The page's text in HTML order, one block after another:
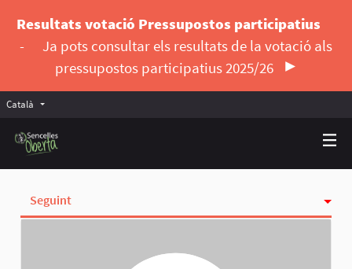
Resultats votació Pressupostos participatius
-
Ja pots consultar els resultats de la votació als
pressupostos participatius 2025/26
Català Triar la llengua
Seguint